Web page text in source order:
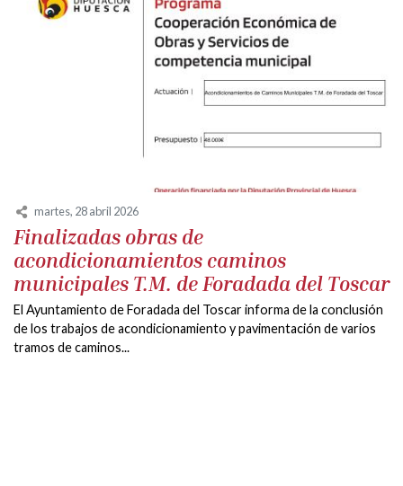
martes, 28 abril 2026
Finalizadas obras de
acondicionamientos caminos
municipales T.M. de Foradada del Toscar
El Ayuntamiento de Foradada del Toscar informa de la conclusión
de los trabajos de acondicionamiento y pavimentación de varios
tramos de caminos...